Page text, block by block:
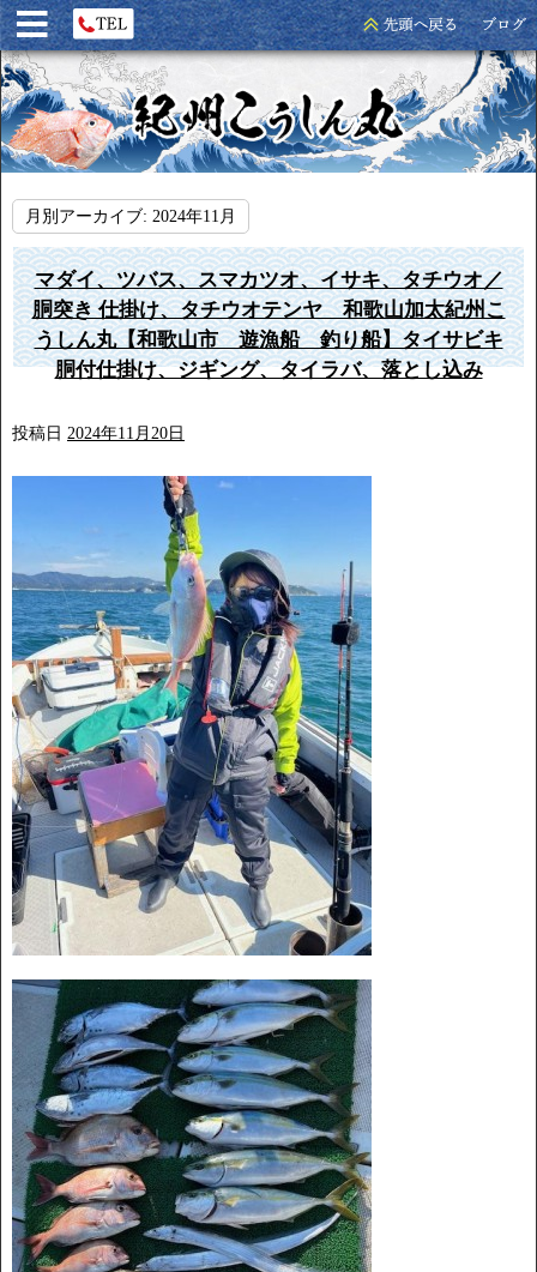
月別アーカイブ: 2024年11月
マダイ、ツバス、スマカツオ、イサキ、タチウオ／
胴突き 仕掛け、タチウオテンヤ 和歌山加太紀州こ
うしん丸【和歌山市 遊漁船 釣り船】タイサビキ
胴付仕掛け、ジギング、タイラバ、落とし込み
投稿日 2024年11月20日